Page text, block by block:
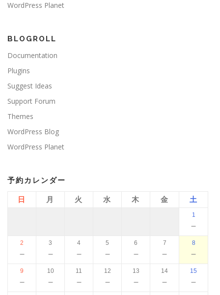
WordPress Planet
BLOGROLL
Documentation
Plugins
Suggest Ideas
Support Forum
Themes
WordPress Blog
WordPress Planet
予約カレンダー
日 月 火 水 木 金 土
1
－
2
－
3
－
4
－
5
－
6
－
7
－
8
－
9
－
10
－
11
－
12
－
13
－
14
－
15
－